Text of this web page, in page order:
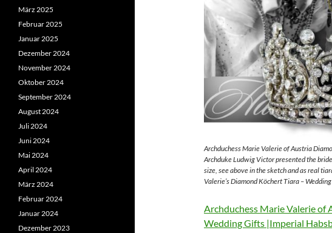
Archduchess Marie Valerie of Austria
Archduke Ludwig Victor presented the
size, see above in the sketch and as real
Valerie’s Diamond Köchert Tiara –
Archduchess Marie Valerie of
Wedding Gifts |Imperial
März 2025
Februar 2025
Januar 2025
Dezember 2024
November 2024
Oktober 2024
September 2024
August 2024
Juli 2024
Juni 2024
Mai 2024
April 2024
März 2024
Februar 2024
Januar 2024
Dezember 2023